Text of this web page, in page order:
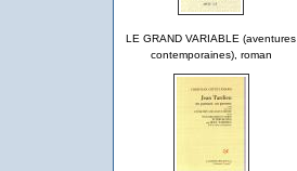
LE GRAND VARIABLE (aventures
contemporaines), roman